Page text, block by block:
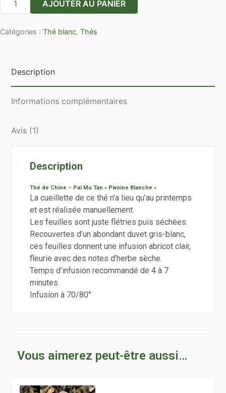
Mu
Blanche"
100g
AJOUTER AU PANIER
Catégories : Thé blanc, Thés
Description
Informations complémentaires
Avis (1)
Description
Thé de Chine – Paï Mu Tan « Pivoine Blanche »
La cueillette de ce thé n’a lieu qu’au printemps
et est réalisée manuellement.
Les feuilles sont juste flétries puis séchées.
Recouvertes d’un abondant duvet gris-blanc,
ces feuilles donnent une infusion abricot clair,
fleurie avec des notes d’herbe sèche.
Temps d’infusion recommandé de 4 à 7
minutes.
Infusion à 70/80°
Vous aimerez peut-être aussi…